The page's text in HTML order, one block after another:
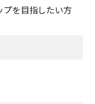
プを目指したい方